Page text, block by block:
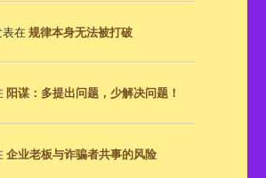
在规律本身无法被打破
阳谋：多提出问题，少解决问题！
企业老板与诈骗者共事的风险